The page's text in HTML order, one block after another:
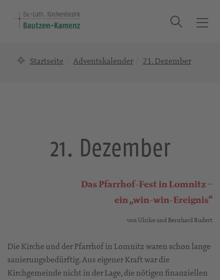
T
n
Suche
Startseite Adventskalender 21. Dezember
21. Dezember
Das Pfarrhof-Fest in Lomnitz –
ein „win-win-Ereignis“
von Ulrike und Bernhard Rudert
Die Kirche und der Pfarrhof in Lomnitz waren schon lange
sanierungsbedürftig. Aus eigener Kraft war die
Kirchgemeinde nicht in der Lage, die nötigen finanziellen